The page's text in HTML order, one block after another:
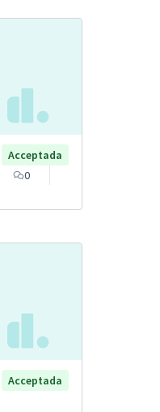
Acceptada
0
Acceptada